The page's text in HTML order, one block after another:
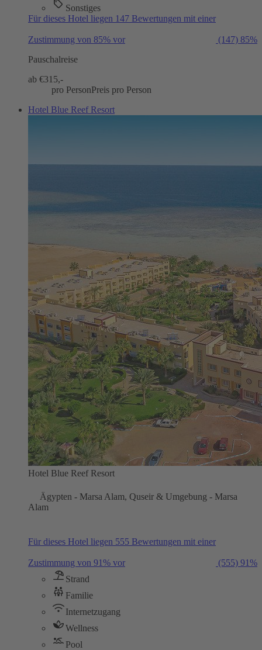
Sonstiges
Für dieses Hotel liegen 147 Bewertungen mit einer
Zustimmung von 85% vor (147) 85%
Pauschalreise
ab €315,-
pro PersonPreis pro Person
Hotel Blue Reef Resort
Hotel Blue Reef Resort
Ägypten - Marsa Alam, Quseir & Umgebung - Marsa
Alam
Für dieses Hotel liegen 555 Bewertungen mit einer
Zustimmung von 91% vor (555) 91%
Strand
Familie
Internetzugang
Wellness
Pool